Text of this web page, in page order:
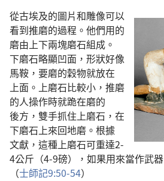
從古埃及的圖片和雕像可以
看到推磨的過程 。 他們用的
磨由上下兩塊磨石組成 。
下磨石略顯凹面 ， 形狀好像
馬鞍 ， 要磨的穀物就放在
上面 。 上磨石比較小 ， 推磨
的人操作時就跪在磨的
後方 ， 雙手抓住上磨石 ， 在
下磨石上來回地磨 。 根據
文獻 ， 這種上磨石可重達2-
4公斤 （4-9磅）， 如果用來當作武器
（士師記9:50-54）